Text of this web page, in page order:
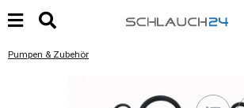
Pumpen & Zubehör